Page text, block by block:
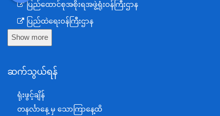
ပြည်ထောင်စုအစိုးရအဖွဲ့ရုံးဝန်ကြီးဌာန
ပြည်ထဲရေးဝန်ကြီးဌာန
ကာကွယ်ရေးဝန်ကြီးဌာန
စီမံကိန်း၊ဘဏ္ဍာရေးနှင့်စက်မှုဝန်ကြီးဌာန
ရင်းနှီးမြှုပ်နှံမှုနှင့် နိုင်ငံခြားစီးပွားဆက်သွယ်ရေးဝန်ကြီးဌာန
အပြည်ပြည်ဆိုင်ရာပူးပေါင်းဆောင်ရွက်ရေးဝန်ကြီးဌာန
Show more
ဆက်သွယ်ရန်
ရုံးဖွင့်ချိန်
တနင်္လာနေ့ မှ သောကြာနေ့ထိ